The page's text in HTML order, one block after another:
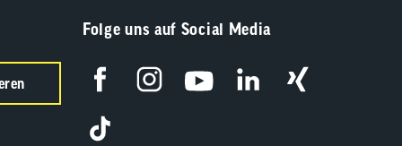
Folge uns auf Social Media